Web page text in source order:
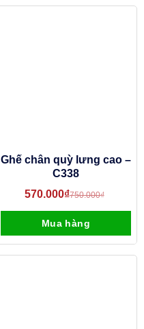
Ghế chân quỳ lưng cao –
C338
750.000₫
570.000₫
Mua hàng